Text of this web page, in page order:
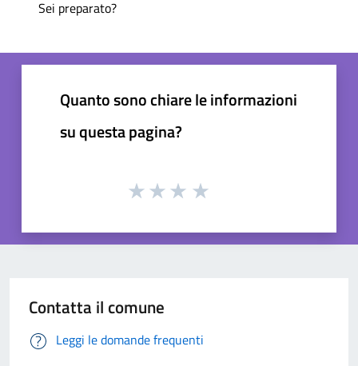
Sei preparato?
Quanto sono chiare le informazioni
su questa pagina?
Contatta il comune
Leggi le domande frequenti